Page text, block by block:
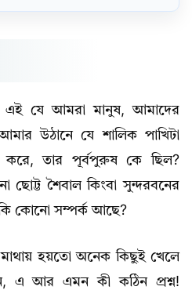
এই যে আমরা মানুষ, আমাদের
উঠানে যে শালিক পাখিটা
করে, তার পূর্বপুরুষ কে ছিল?
শৈবাল কিংবা সুন্দরবনের
কোনো সম্পর্ক আছে?
হয়তো অনেক কিছুই খেলে
এ আর এমন কী কঠিন প্রশ্ন!